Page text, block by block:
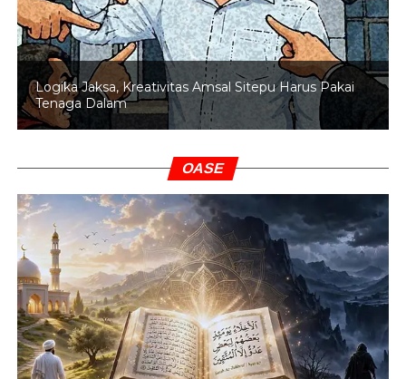
Logika Jaksa, Kreativitas Amsal Sitepu Harus Pakai
Tenaga Dalam
OASE